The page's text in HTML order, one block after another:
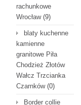
rachunkowe
Wrocław(9)
blaty kuchenne
kamienne
granitowe Piła
Chodzież Złotów
Wałcz Trzcianka
Czarnków(0)
Border collie